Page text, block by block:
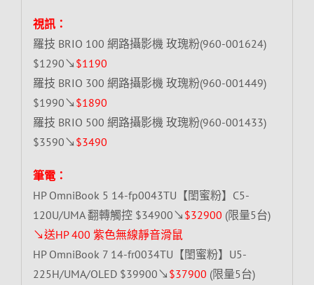
視訊：
羅技 BRIO 100 網路攝影機 玫瑰粉(960-001624)
$1290↘ $1190
羅技 BRIO 300 網路攝影機 玫瑰粉(960-001449)
$1990↘ $1890
羅技 BRIO 500 網路攝影機 玫瑰粉(960-001433)
$3590↘ $3490
筆電：
HP OmniBook 5 14-fp0043TU【閨蜜粉】C5-
120U/UMA 翻轉觸控 $34900↘ $32900 (限量5台)
↘送HP 400 紫色無線靜音滑鼠
HP OmniBook 7 14-fr0034TU【閨蜜粉】U5-
225H/UMA/OLED $39900↘ $37900 (限量5台)